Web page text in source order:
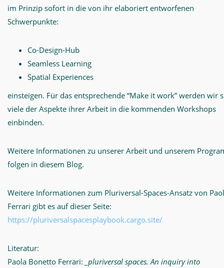
im Prinzip sofort in die von ihr elaboriert entworfenen
Schwerpunkte:
Co-Design-Hub
Seamless Learning
Spatial Experiences
einsteigen. Für das entsprechende “Make it work” werden wir
viele der Aspekte ihrer Arbeit in die kommenden Workshops
einbinden.
Weitere Informationen zu unserer Arbeit und unserem
folgen in diesem Blog.
Weitere Informationen zum Pluriversal-Spaces-Ansatz von
Ferrari gibt es auf dieser Seite:
https://pluriversalspacesplaybook.cargo.site/
Literatur:
Paola Bonetto Ferrari: _pluriversal spaces. An inquiry into